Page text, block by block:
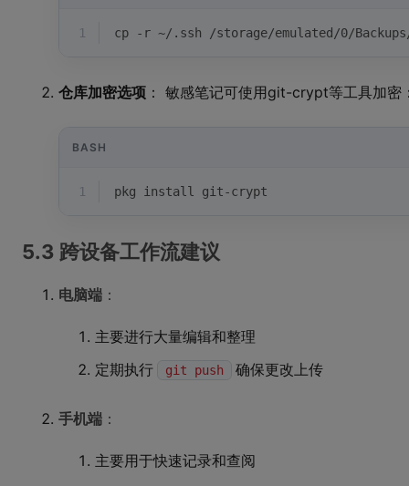
1 cp -r ~/.ssh /storage/emulated/0/
仓库加密选项 ： 敏感笔记可使用git-crypt等工具加密
BASH
1 pkg install git-crypt
5.3 跨设备工作流建议
电脑端 ：
主要进行大量编辑和整理
定期执行
git push 确保更改上传
手机端 ：
主要用于快速记录和查阅